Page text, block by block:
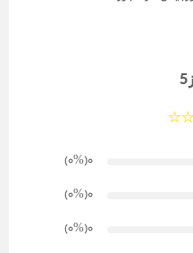
5
0(۰%
)
0(۰%
)
0(۰%
)